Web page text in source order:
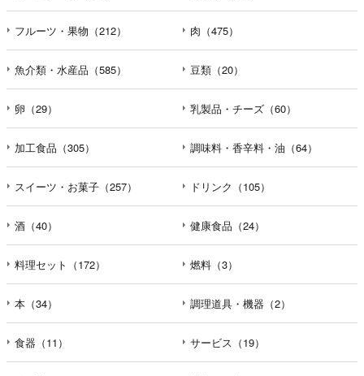
フルーツ・果物（212） 肉（475）
魚介類・水産品（585） 豆類（20）
卵（29） 乳製品・チーズ（60）
加工食品（305） 調味料・香辛料・油（64）
スイーツ・お菓子（257） ドリンク（105）
酒（40） 健康食品（24）
料理セット（172） 燃料（3）
本（34） 調理道具・機器（2）
食器（11） サービス（19）